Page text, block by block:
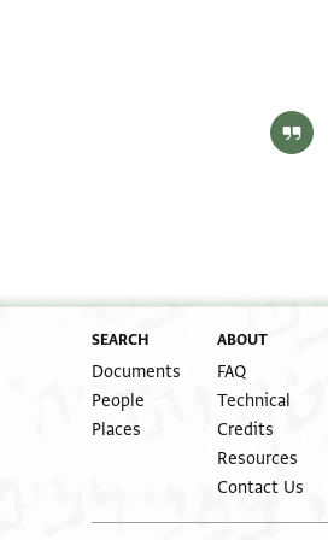
SEARCH
Documents
People
Places
ABOUT
FAQ
Technical
Credits
Resources
Contact Us